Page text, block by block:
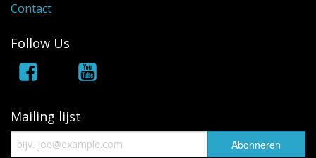
Contact
Follow Us
Mailing lijst